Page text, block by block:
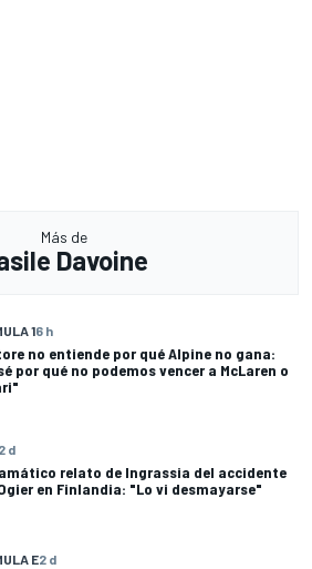
Más de
Davoine
16 h
no entiende por qué Alpine no gana:
por qué no podemos vencer a McLaren o
2 d
relato de Ingrassia del accidente
en Finlandia: "Lo vi desmayarse"
E2 d